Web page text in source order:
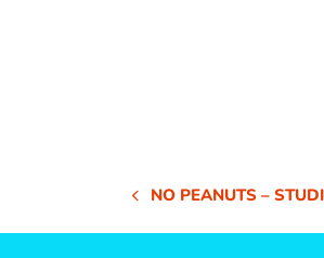
VORHERIGER
BEITRAG:
NO PEANUTS –